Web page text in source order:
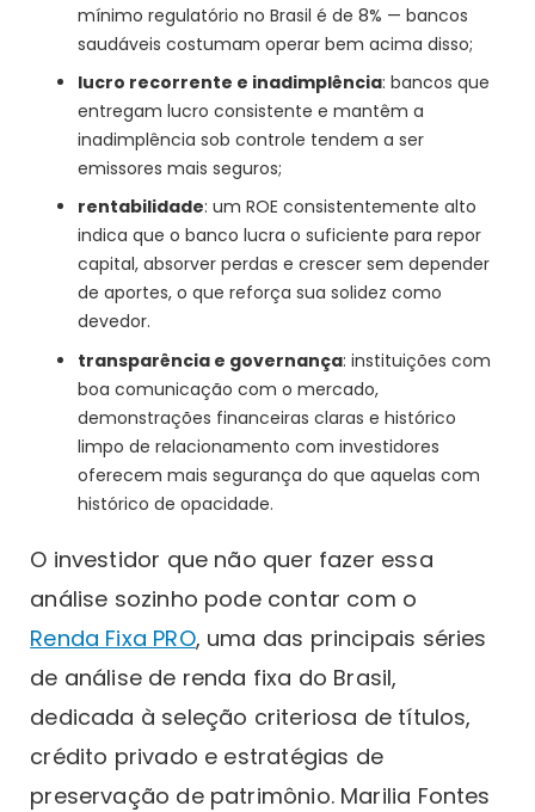
mínimo regulatório no Brasil é de 8% — bancos
saudáveis costumam operar bem acima disso;
lucro recorrente e inadimplência: bancos que
entregam lucro consistente e mantêm a
inadimplência sob controle tendem a ser
emissores mais seguros;
rentabilidade: um ROE consistentemente alto
indica que o banco lucra o suficiente para repor
capital, absorver perdas e crescer sem depender
de aportes, o que reforça sua solidez como
devedor.
transparência e governança: instituições com
boa comunicação com o mercado,
demonstrações financeiras claras e histórico
limpo de relacionamento com investidores
oferecem mais segurança do que aquelas com
histórico de opacidade.
O investidor que não quer fazer essa
análise sozinho pode contar com o
Renda Fixa PRO, uma das principais séries
de análise de renda fixa do Brasil,
dedicada à seleção criteriosa de títulos,
crédito privado e estratégias de
preservação de patrimônio. Marilia Fontes